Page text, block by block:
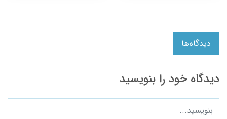
دیدگاه‌ها
دیدگاه خود را بنویسید